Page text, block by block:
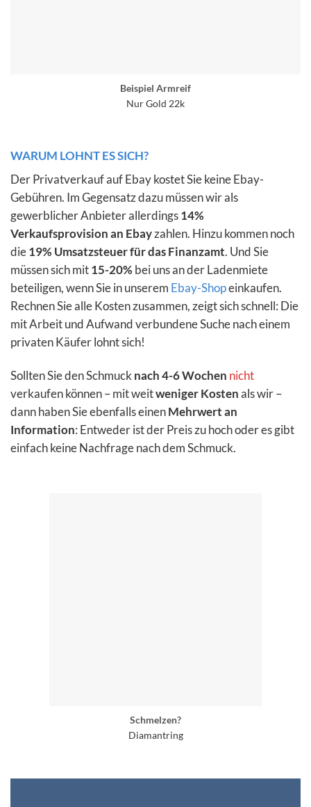
Beispiel Armreif
Nur Gold 22k
WARUM LOHNT ES SICH?
Der Privatverkauf auf Ebay kostet Sie keine Ebay-
Gebühren. Im Gegensatz dazu müssen wir als
gewerblicher Anbieter allerdings14%
Verkaufsprovision an Ebayzahlen. Hinzu kommen noch
die19% Umsatzsteuer für das Finanzamt. Und Sie
müssen sich mit15-20% bei uns an der Ladenmiete
beteiligen, wenn Sie in unserem Ebay-Shopeinkaufen.
Rechnen Sie alle Kosten zusammen, zeigt sich schnell: Die
mit Arbeit und Aufwand verbundene Suche nach einem
privaten Käufer lohnt sich!
Sollten Sie den Schmuck nach 4-6 Wochen nicht
verkaufen können – mit weitweniger Kostenals wir –
dann haben Sie ebenfalls einenMehrwert an
Information: Entweder ist der Preis zu hoch oder es gibt
einfach keine Nachfrage nach dem Schmuck.
Schmelzen?
Diamantring